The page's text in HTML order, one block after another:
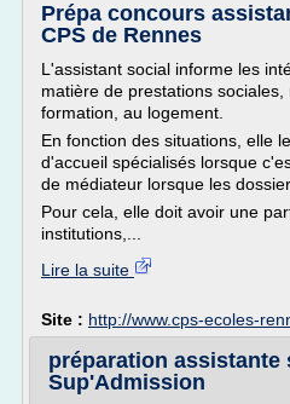
Prépa concours
CPS de Rennes
L'assistant social informe les
matière de prestations
formation, au logement.
En fonction des situations, elle
d'accueil spécialisés lorsque
de médiateur lorsque les
Pour cela, elle doit avoir une
institutions,...
Lire la suite
Site : http://www.cps-ecoles-
préparation assistante
Sup'Admission